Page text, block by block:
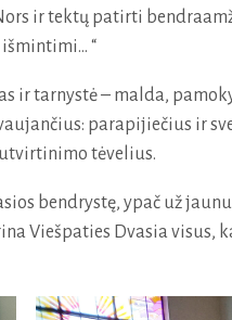
ir tektų patirti
“
ir tarnystė – malda,
parapijiečius ir
tėvelius.
bendrystę, ypač už
Viešpaties Dvasia visus,